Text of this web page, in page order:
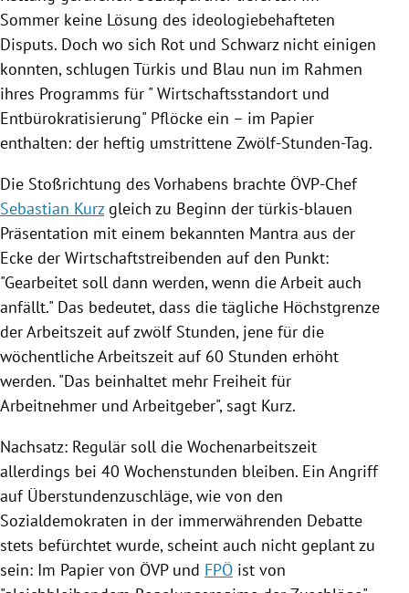
Sommer keine Lösung des ideologiebehafteten
Disputs. Doch wo sich Rot und Schwarz nicht einigen
konnten, schlugen Türkis und Blau nun im Rahmen
ihres Programms für " Wirtschaftsstandort und
Entbürokratisierung" Pflöcke ein – im Papier
enthalten: der heftig umstrittene Zwölf-Stunden-Tag.
Die Stoßrichtung des Vorhabens brachte ÖVP-Chef
Sebastian Kurzgleich zu Beginn der türkis-blauen
Präsentation mit einem bekannten Mantra aus der
Ecke der Wirtschaftstreibenden auf den Punkt:
"Gearbeitet soll dann werden, wenn die Arbeit auch
anfällt." Das bedeutet, dass die tägliche Höchstgrenze
der Arbeitszeit auf zwölf Stunden, jene für die
wöchentliche Arbeitszeit auf 60 Stunden erhöht
werden. "Das beinhaltet mehr Freiheit für
Arbeitnehmer und Arbeitgeber", sagt Kurz.
Nachsatz: Regulär soll die Wochenarbeitszeit
allerdings bei 40 Wochenstunden bleiben. Ein Angriff
auf Überstundenzuschläge, wie von den
Sozialdemokraten in der immerwährenden Debatte
stets befürchtet wurde, scheint auch nicht geplant zu
sein: Im Papier von ÖVPund FPÖ ist von